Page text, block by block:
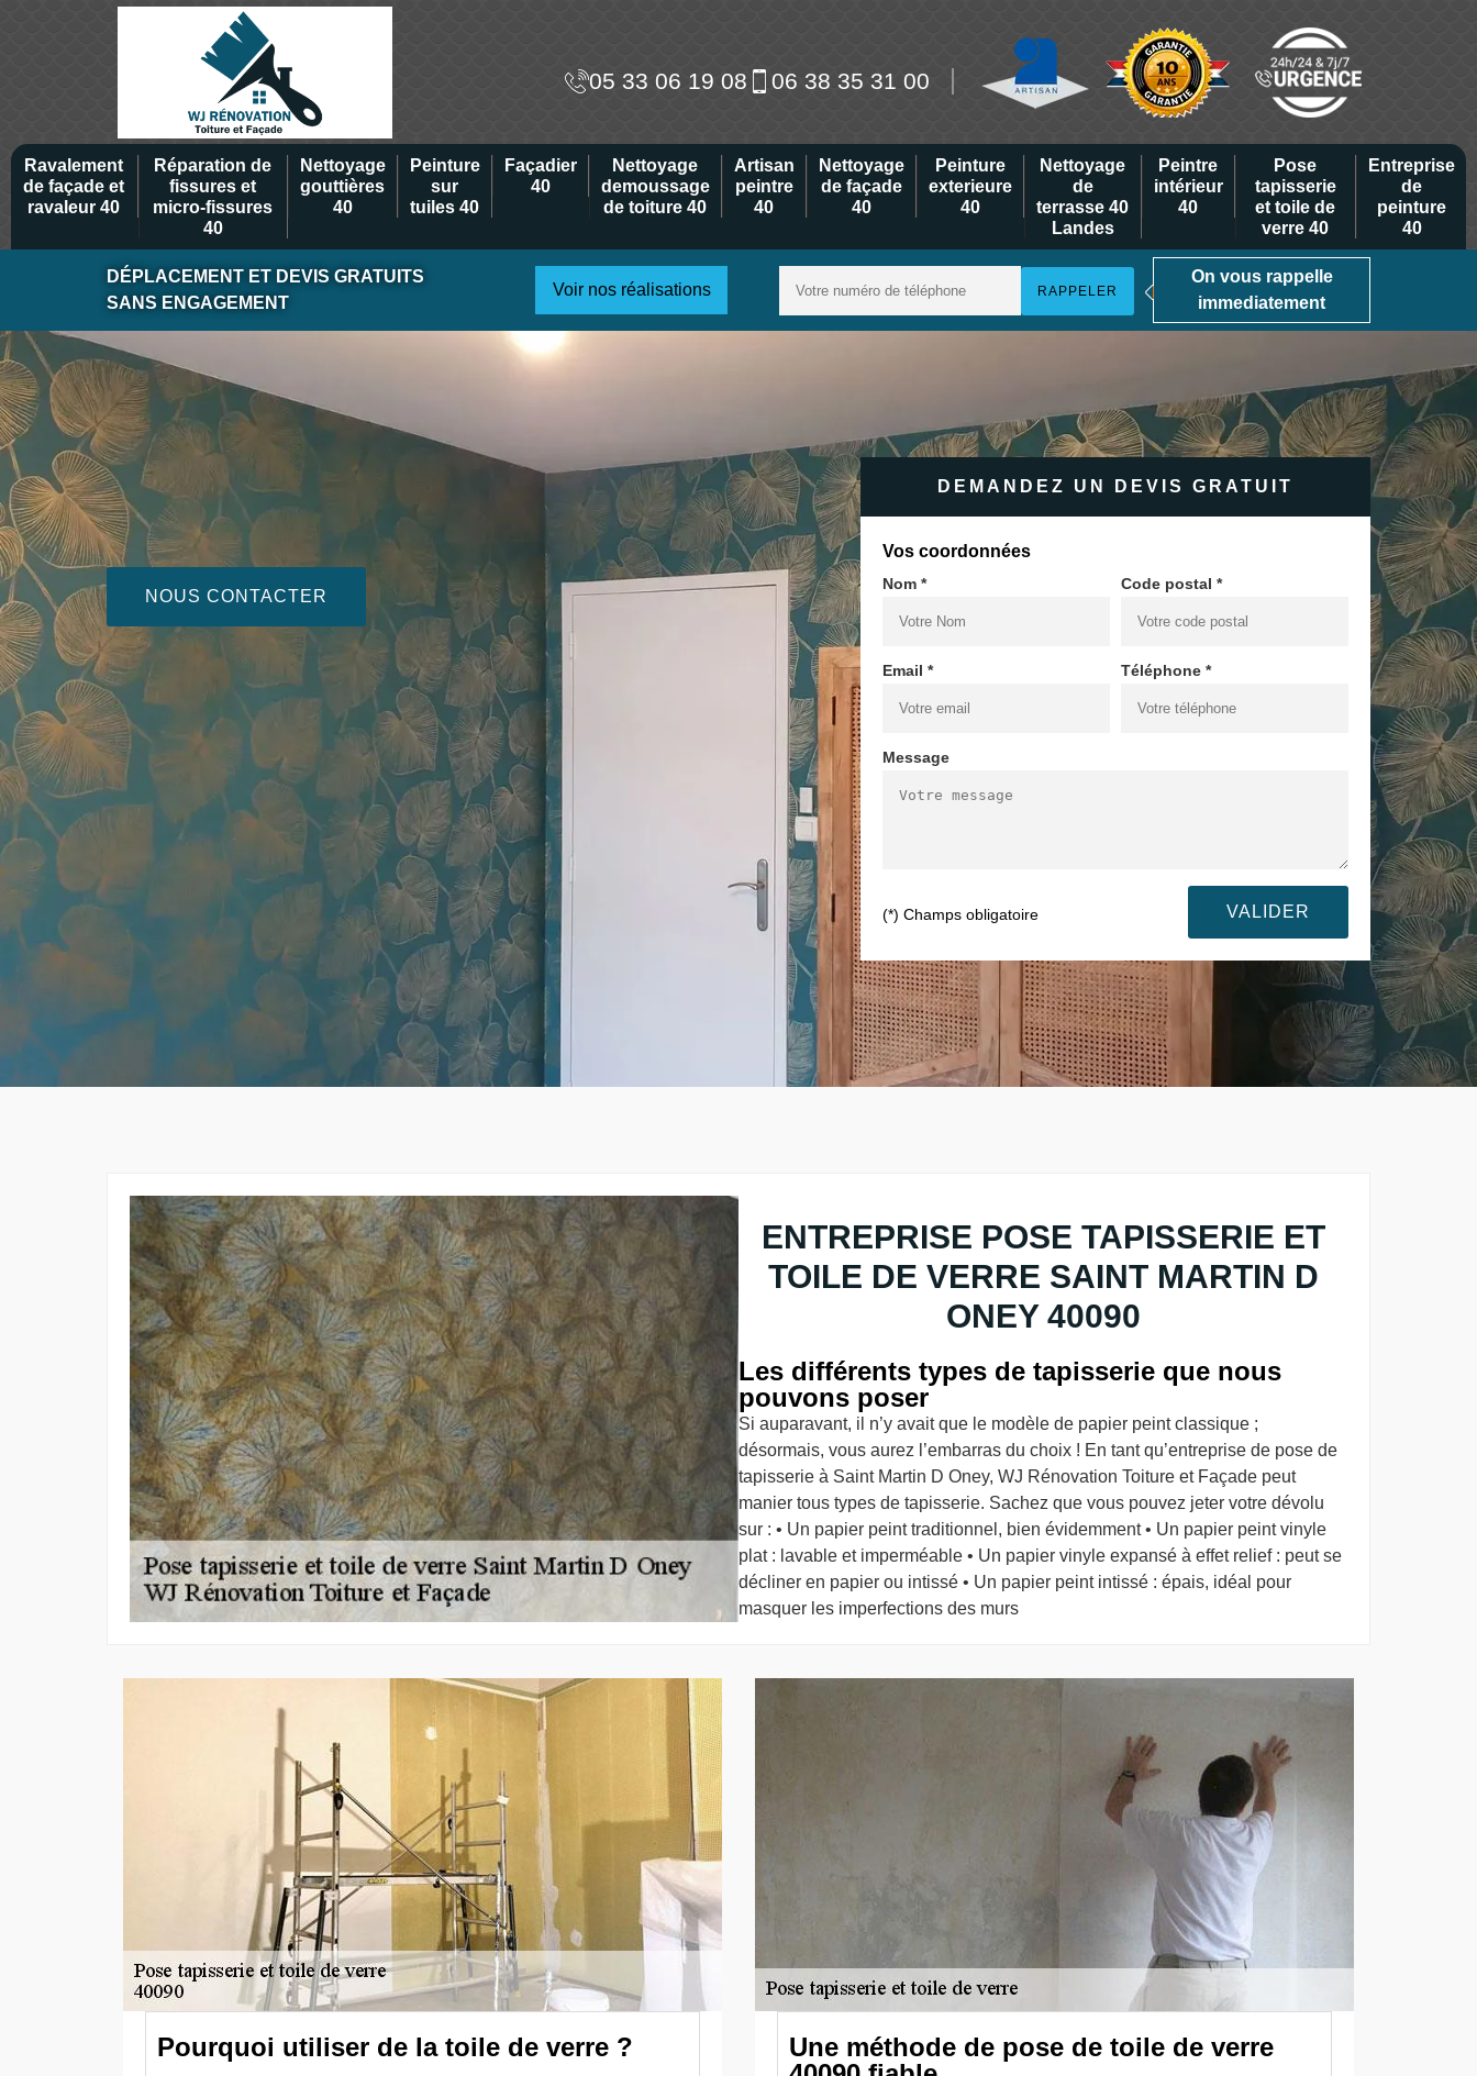
05 33 06 19 08 06 38 35 31 00
Ravalement
de façade et
ravaleur 40
Réparation de
fissures et
micro-fissures
40
Nettoyage
gouttières
40
Peinture
sur
tuiles 40
Façadier
40
Nettoyage
demoussage
de toiture 40
Artisan
peintre
40
Nettoyage
de façade
40
Peinture
exterieure
40
Nettoyage
de
terrasse 40
Landes
Peintre
intérieur
40
Pose
tapisserie
et toile de
verre 40
Entreprise
de
peinture
40
DÉPLACEMENT ET DEVIS GRATUITS
SANS ENGAGEMENT
Voir nos réalisations
On vous rappelle
immediatement
NOUS CONTACTER
DEMANDEZ UN DEVIS GRATUIT
Vos coordonnées
Nom * Code postal *
Email * Téléphone *
Message
(*) Champs obligatoire
ENTREPRISE POSE TAPISSERIE ET
TOILE DE VERRE SAINT MARTIN D
ONEY 40090
Les différents types de tapisserie que nous
pouvons poser
Si auparavant, il n’y avait que le modèle de papier peint classique ;
désormais, vous aurez l’embarras du choix ! En tant qu’entreprise de pose de
tapisserie à Saint Martin D Oney, WJ Rénovation Toiture et Façade peut
manier tous types de tapisserie. Sachez que vous pouvez jeter votre dévolu
sur : • Un papier peint traditionnel, bien évidemment • Un papier peint vinyle
plat : lavable et imperméable • Un papier vinyle expansé à effet relief : peut se
décliner en papier ou intissé • Un papier peint intissé : épais, idéal pour
masquer les imperfections des murs
Pourquoi utiliser de la toile de verre ?
Une méthode de pose de toile de verre